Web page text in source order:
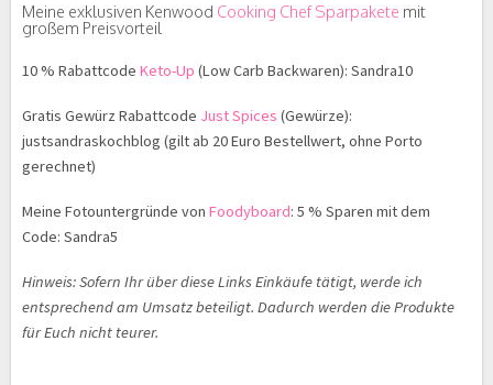
Meine exklusiven Kenwood Cooking Chef Sparpakete mit
großem Preisvorteil
10 % Rabattcode Keto-Up (Low Carb Backwaren): Sandra10
Gratis Gewürz Rabattcode Just Spices (Gewürze):
justsandraskochblog (gilt ab 20 Euro Bestellwert, ohne Porto
gerechnet)
Meine Fotountergründe von Foodyboard: 5 % Sparen mit dem
Code: Sandra5
Hinweis: Sofern Ihr über diese Links Einkäufe tätigt, werde ich
entsprechend am Umsatz beteiligt. Dadurch werden die Produkte
für Euch nicht teurer.